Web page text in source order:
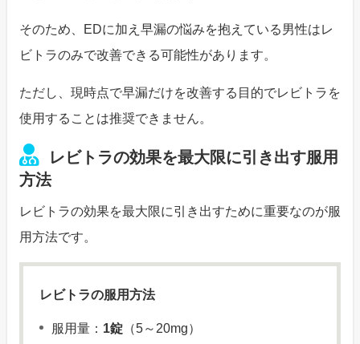
そのため、EDに加え早漏の悩みを抱えている男性はレ
ビトラのみで改善できる可能性があります。
ただし、現時点で早漏だけを改善する目的でレビトラを
使用することは推奨できません。
レビトラの効果を最大限に引き出す服用
方法
レビトラの効果を最大限に引き出すために重要なのが服
用方法です。
レビトラの服用方法
服用量： 1錠（5～20mg）